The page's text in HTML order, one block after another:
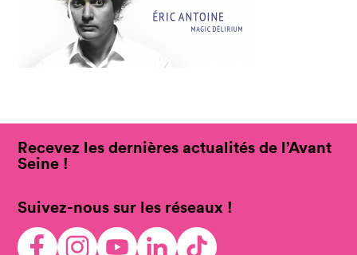
Recevez les dernières actualités de l’Avant
Seine !
Suivez-nous sur les réseaux !